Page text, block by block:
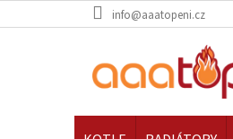
na
info@aaatopeni.cz